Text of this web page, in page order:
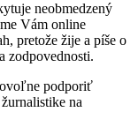
neobmedzený
Vám online
pretože žije a píše o
zodpovednosti.
podporiť
na